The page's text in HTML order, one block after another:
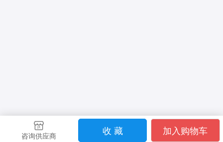
咨询供应商 收 藏 加入购物车